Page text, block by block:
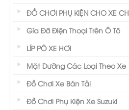
ĐỒ CHƠI PHỤ KIỆN CHO XE
Gía Đỡ Điện Thoại Trên Ô Tô
LÍP PÔ XE HƠI
Mặt Dưỡng Các Loại Theo Xe
Đồ Chơi Xe Bán Tải
Đồ Chơi Phụ Kiện Xe Suzuki